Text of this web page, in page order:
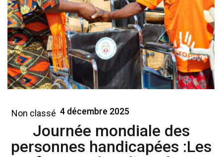
Non classé 4 décembre 2025
Journée mondiale des
personnes handicapées :Les